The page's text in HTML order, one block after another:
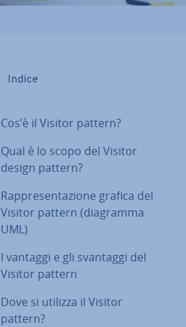
Indice
Cos’è il Visitor pattern?
Qual è lo scopo del Visitor
design pattern?
Rap­pre­sen­ta­zio­ne grafica del
Visitor pattern (diagramma
UML)
I vantaggi e gli svantaggi del
Visitor pattern
Dove si utilizza il Visitor
pattern?